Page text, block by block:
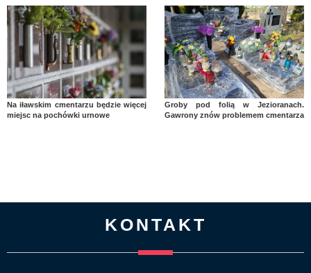
Na iławskim cmentarzu będzie więcej
miejsc na pochówki urnowe
Groby pod folią w Jezioranach.
Gawrony znów problemem cmentarza
KONTAKT